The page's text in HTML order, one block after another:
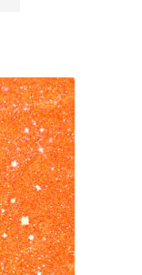
auf.
Die
Optionen
können
auf
der
Produktseite
gewählt